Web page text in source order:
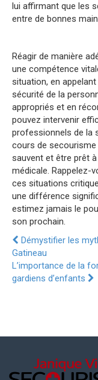
lui affirmant que les
entre de bonnes
Réagir de manière
une compétence
situation, en
sécurité de la
appropriés et en
pouvez intervenir
professionnels de la
cours de secourisme
sauvent et être prêt
médicale. Rappelez-
ces situations
une différence
estimez jamais le
son prochain.
Démystifier les
Gatineau
L’importance de la
gardiens d’enfants